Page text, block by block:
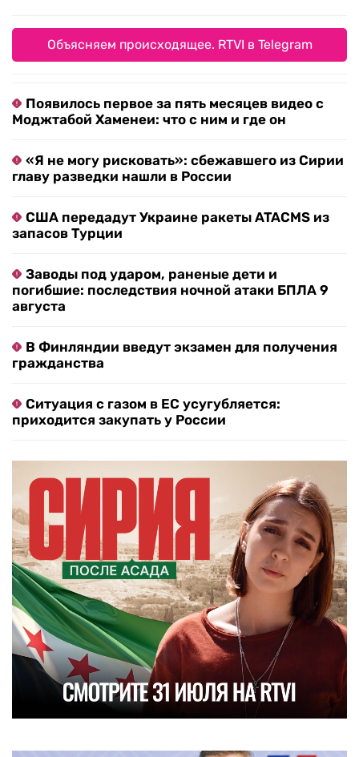
Объясняем происходящее. RTVI в Telegram
Появилось первое за пять месяцев видео с
Моджтабой Хаменеи: что с ним и где он
«Я не могу рисковать»: сбежавшего из Сирии
главу разведки нашли в России
США передадут Украине ракеты ATACMS из
запасов Турции
Заводы под ударом, раненые дети и
погибшие: последствия ночной атаки БПЛА 9
августа
В Финляндии введут экзамен для получения
гражданства
Ситуация с газом в ЕС усугубляется:
приходится закупать у России